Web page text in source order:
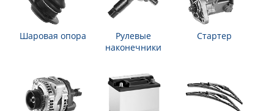
Шаровая опора
Рулевые
наконечники
Стартер